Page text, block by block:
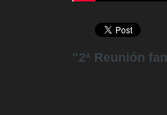
"2ª Reunión